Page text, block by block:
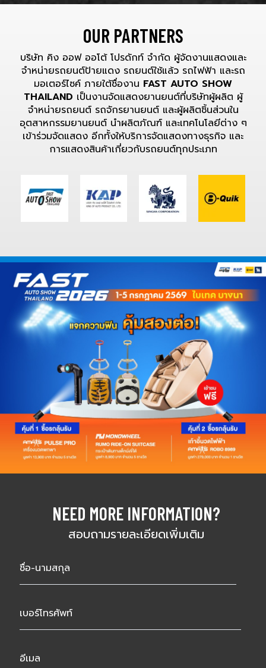
OUR PARTNERS
บริษัท คิง ออฟ ออโต้ โปรดักท์ จำกัด ผู้จัดงานแสดงและ
จำหน่ายรถยนต์ป้ายแดง รถยนต์ใช้แล้ว รถไฟฟ้า และรถ
มอเตอร์ไซค์ ภายใต้ชื่องาน FAST AUTO SHOW
THAILAND เป็นงานจัดแสดงยานยนต์ที่บริษัทผู้ผลิต ผู้
จำหน่ายรถยนต์ รถจักรยานยนต์ และผู้ผลิตชิ้นส่วนใน
อุตสาหกรรมยานยนต์ นำผลิตภัณฑ์ และเทคโนโลยีต่าง ๆ
เข้าร่วมจัดแสดง อีกทั้งให้บริการจัดแสดงทางธุรกิจ และ
การแสดงสินค้าเกี่ยวกับรถยนต์ทุกประเภท
NEED MORE INFORMATION?
สอบถามรายละเอียดเพิ่มเติม